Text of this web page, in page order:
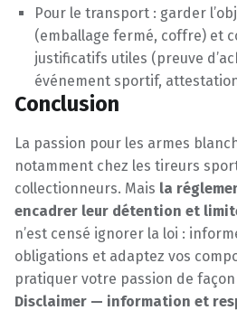
Pour le transport : garder
(emballage fermé, coffre) et
justificatifs utiles (preuve
événement sportif,
Conclusion
La passion pour les armes
notamment chez les tireurs
collectionneurs. Mais la
encadrer leur détention et
n’est censé ignorer la loi :
obligations et adaptez vos
pratiquer votre passion de
Disclaimer — information et